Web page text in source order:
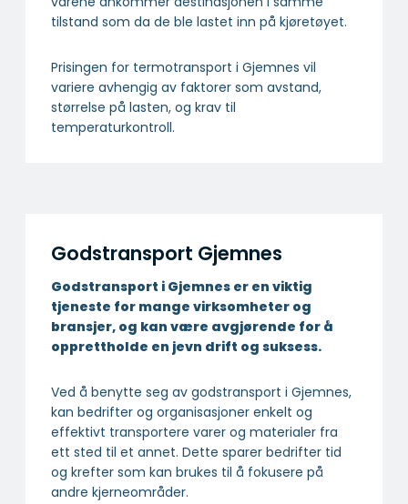
tilstand som da de ble lastet inn på kjøretøyet.
Prisingen for termotransport i Gjemnes vil
variere avhengig av faktorer som avstand,
størrelse på lasten, og krav til
temperaturkontroll.
Godstransport Gjemnes
Godstransport i Gjemnes er en viktig
tjeneste for mange virksomheter og
bransjer, og kan være avgjørende for å
opprettholde en jevn drift og suksess.
Ved å benytte seg av godstransport i Gjemnes,
kan bedrifter og organisasjoner enkelt og
effektivt transportere varer og materialer fra
ett sted til et annet. Dette sparer bedrifter tid
og krefter som kan brukes til å fokusere på
andre kjerneområder.